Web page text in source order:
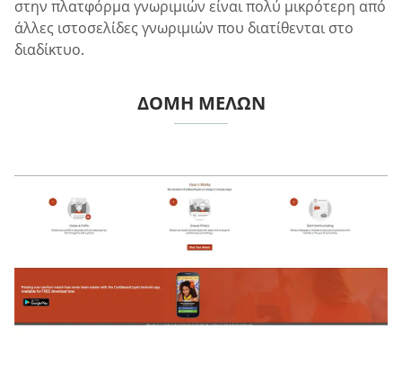
στην πλατφόρμα γνωριμιών είναι πολύ μικρότερη από
άλλες ιστοσελίδες γνωριμιών που διατίθενται στο
διαδίκτυο.
ΔΟΜΉ ΜΕΛΏΝ